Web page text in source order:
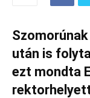
után is
ezt mondta